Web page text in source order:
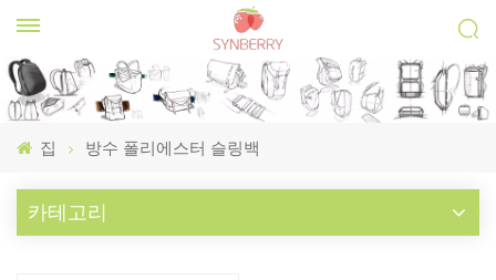
집 방수 폴리에스터 슬링백
카테고리